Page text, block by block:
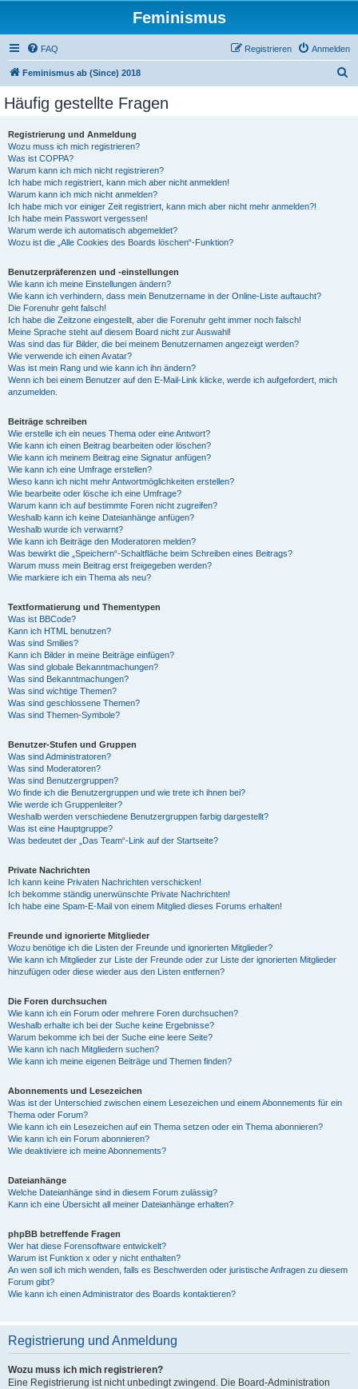
Feminismus
FAQ Anmelden
Registrieren
Feminismus ab (Since) 2018
Häufig gestellte Fragen
Registrierung und Anmeldung
Wozu muss ich mich registrieren?
Was ist COPPA?
Warum kann ich mich nicht registrieren?
Ich habe mich registriert, kann mich aber nicht anmelden!
Warum kann ich mich nicht anmelden?
Ich habe mich vor einiger Zeit registriert, kann mich aber nicht mehr anmelden?!
Ich habe mein Passwort vergessen!
Warum werde ich automatisch abgemeldet?
Wozu ist die „Alle Cookies des Boards löschen“-Funktion?
Benutzerpräferenzen und -einstellungen
Wie kann ich meine Einstellungen ändern?
Wie kann ich verhindern, dass mein Benutzername in der Online-Liste auftaucht?
Die Forenuhr geht falsch!
Ich habe die Zeitzone eingestellt, aber die Forenuhr geht immer noch falsch!
Meine Sprache steht auf diesem Board nicht zur Auswahl!
Was sind das für Bilder, die bei meinem Benutzernamen angezeigt werden?
Wie verwende ich einen Avatar?
Was ist mein Rang und wie kann ich ihn ändern?
Wenn ich bei einem Benutzer auf den E-Mail-Link klicke, werde ich aufgefordert, mich
anzumelden.
Beiträge schreiben
Wie erstelle ich ein neues Thema oder eine Antwort?
Wie kann ich einen Beitrag bearbeiten oder löschen?
Wie kann ich meinem Beitrag eine Signatur anfügen?
Wie kann ich eine Umfrage erstellen?
Wieso kann ich nicht mehr Antwortmöglichkeiten erstellen?
Wie bearbeite oder lösche ich eine Umfrage?
Warum kann ich auf bestimmte Foren nicht zugreifen?
Weshalb kann ich keine Dateianhänge anfügen?
Weshalb wurde ich verwarnt?
Wie kann ich Beiträge den Moderatoren melden?
Was bewirkt die „Speichern“-Schaltfläche beim Schreiben eines Beitrags?
Warum muss mein Beitrag erst freigegeben werden?
Wie markiere ich ein Thema als neu?
Textformatierung und Thementypen
Was ist BBCode?
Kann ich HTML benutzen?
Was sind Smilies?
Kann ich Bilder in meine Beiträge einfügen?
Was sind globale Bekanntmachungen?
Was sind Bekanntmachungen?
Was sind wichtige Themen?
Was sind geschlossene Themen?
Was sind Themen-Symbole?
Benutzer-Stufen und Gruppen
Was sind Administratoren?
Was sind Moderatoren?
Was sind Benutzergruppen?
Wo finde ich die Benutzergruppen und wie trete ich ihnen bei?
Wie werde ich Gruppenleiter?
Weshalb werden verschiedene Benutzergruppen farbig dargestellt?
Was ist eine Hauptgruppe?
Was bedeutet der „Das Team“-Link auf der Startseite?
Private Nachrichten
Ich kann keine Privaten Nachrichten verschicken!
Ich bekomme ständig unerwünschte Private Nachrichten!
Ich habe eine Spam-E-Mail von einem Mitglied dieses Forums erhalten!
Freunde und ignorierte Mitglieder
Wozu benötige ich die Listen der Freunde und ignorierten Mitglieder?
Wie kann ich Mitglieder zur Liste der Freunde oder zur Liste der ignorierten Mitglieder
hinzufügen oder diese wieder aus den Listen entfernen?
Die Foren durchsuchen
Wie kann ich ein Forum oder mehrere Foren durchsuchen?
Weshalb erhalte ich bei der Suche keine Ergebnisse?
Warum bekomme ich bei der Suche eine leere Seite?
Wie kann ich nach Mitgliedern suchen?
Wie kann ich meine eigenen Beiträge und Themen finden?
Abonnements und Lesezeichen
Was ist der Unterschied zwischen einem Lesezeichen und einem Abonnements für ein
Thema oder Forum?
Wie kann ich ein Lesezeichen auf ein Thema setzen oder ein Thema abonnieren?
Wie kann ich ein Forum abonnieren?
Wie deaktiviere ich meine Abonnements?
Dateianhänge
Welche Dateianhänge sind in diesem Forum zulässig?
Kann ich eine Übersicht all meiner Dateianhänge erhalten?
phpBB betreffende Fragen
Wer hat diese Forensoftware entwickelt?
Warum ist Funktion x oder y nicht enthalten?
An wen soll ich mich wenden, falls es Beschwerden oder juristische Anfragen zu diesem
Forum gibt?
Wie kann ich einen Administrator des Boards kontaktieren?
Registrierung und Anmeldung
Wozu muss ich mich registrieren?
Eine Registrierung ist nicht unbedingt zwingend. Die Board-Administration